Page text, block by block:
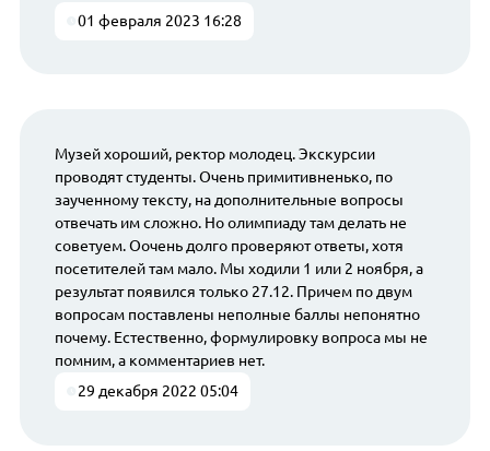
01 февраля 2023 16:28
Музей хороший, ректор молодец. Экскурсии
проводят студенты. Очень примитивненько, по
заученному тексту, на дополнительные вопросы
отвечать им сложно. Но олимпиаду там делать не
советуем. Оочень долго проверяют ответы, хотя
посетителей там мало. Мы ходили 1 или 2 ноября, а
результат появился только 27.12. Причем по двум
вопросам поставлены неполные баллы непонятно
почему. Естественно, формулировку вопроса мы не
помним, а комментариев нет.
29 декабря 2022 05:04